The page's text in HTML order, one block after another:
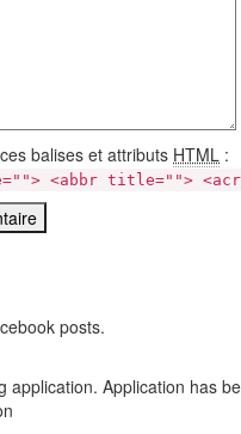
balises et attributs HTML :
<abbr title="">
posts.
application. Application has